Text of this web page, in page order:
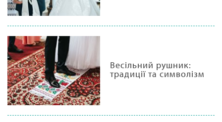
Весільний рушник:
традиції та символізм